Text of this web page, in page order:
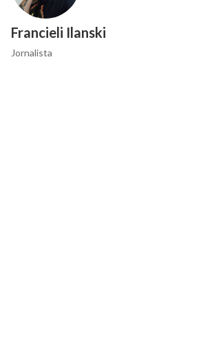
Francieli Ilanski
Jornalista